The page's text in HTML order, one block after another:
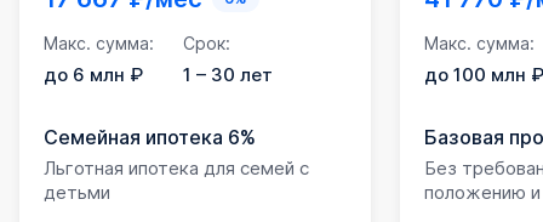
Круглосуточное видеонаблюдение, доступ на стилобат
по магнитному ключу, видеодомофоны с системой
распознавания лиц - здесь меры безопасности
Особое внимание уделяется автовладельцам - целых 4
вида парковочных зон, где можно оставить свой
автомобиль. Подземный, наземный, крытый и отдельно
Макс. сумма:
до 6 млн ₽
Срок:
1 – 30 лет
Семейная ипотека 6%
Льготная ипотека для семей с
детьми
Макс. сумма:
до 100 млн ₽
Базовая
Без
положению